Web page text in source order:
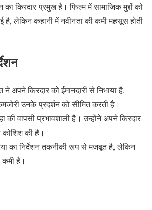
किरदार प्रमुख है। फिल्म में सामाजिक मुद्दों को
है, लेकिन कहानी में नवीनता की कमी महसूस होती
अपने किरदार को ईमानदारी से निभाया है,
उनके प्रदर्शन को सीमित करती है।
की वापसी प्रभावशाली है। उन्होंने अपने किरदार
कोशिश की है।
का निर्देशन तकनीकी रूप से मजबूत है, लेकिन
कमी है।